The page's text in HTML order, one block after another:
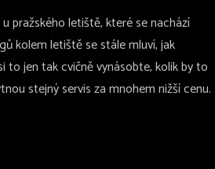
pražského letiště, které se nachází
kolem letiště se stále mluví, jak
to jen tak cvičně vynásobte, kolik by to
stejný servis za mnohem nižší cenu.